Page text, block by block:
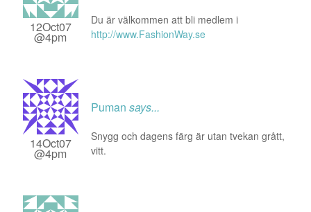
12Oct07
@4pm
Du är välkommen att bli medlem i
http://www.FashionWay.se
14Oct07
@4pm
Puman says...
Snygg och dagens färg är utan tvekan grått,
vitt.